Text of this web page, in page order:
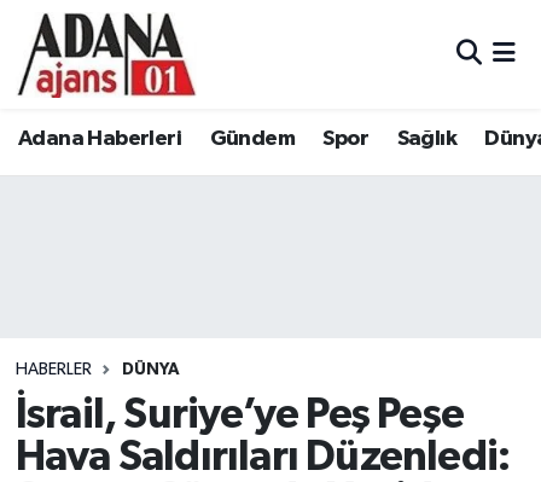
Adana Haberleri Gündem Spor Sağlık
HABERLER DÜNYA
İsrail, Suriye’ye Peş Peşe
Hava Saldırıları Düzenledi:
Adana Haberleri
Eğitim
Siyaset
Adana Nöbetçi Eczaneler
Tüm Manşetler
Son Dakika Haberleri